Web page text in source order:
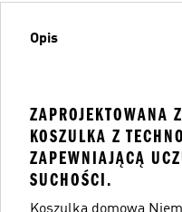
Opis
ZAPROJEKTOWANA
KOSZULKA Z
ZAPEWNIAJĄCĄ
SUCHOŚCI.